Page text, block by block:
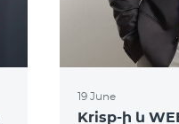
19 June
Krisp-ի և